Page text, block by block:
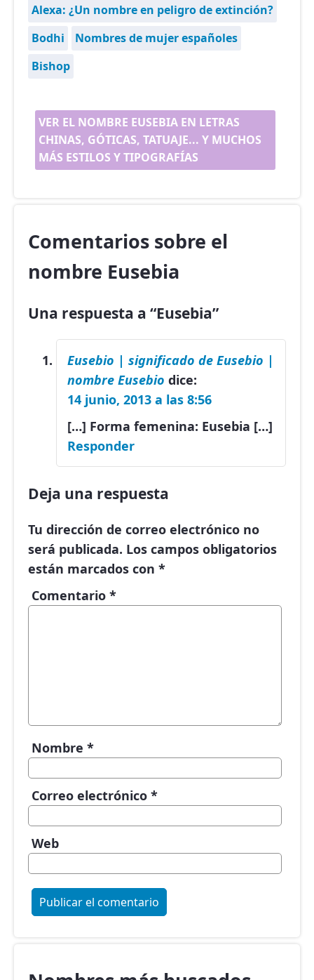
Alexa: ¿Un nombre en peligro de extinción?
Bodhi
Nombres de mujer españoles
Bishop
VER EL NOMBRE EUSEBIA EN LETRAS
CHINAS, GÓTICAS, TATUAJE... Y MUCHOS
MÁS ESTILOS Y TIPOGRAFÍAS
Comentarios sobre el
nombre Eusebia
Una respuesta a “Eusebia”
Eusebio | significado de Eusebio |
nombre Eusebio dice:
14 junio, 2013 a las 8:56
[…] Forma femenina: Eusebia […]
Responder
Deja una respuesta
Tu dirección de correo electrónico no
será publicada. Los campos obligatorios
están marcados con *
Comentario *
Nombre *
Correo electrónico *
Web